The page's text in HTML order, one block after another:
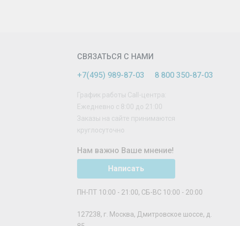
СВЯЗАТЬСЯ С НАМИ
+7(495) 989-87-03
8 800 350-87-03
График работы Call-центра:
Ежедневно с 8:00 до 21:00
Заказы на сайте принимаются
круглосуточно
Нам важно Ваше мнение!
Написать
ПН-ПТ 10:00 - 21:00, СБ-ВС 10:00 - 20:00
127238, г. Москва, Дмитровское шоссе, д.